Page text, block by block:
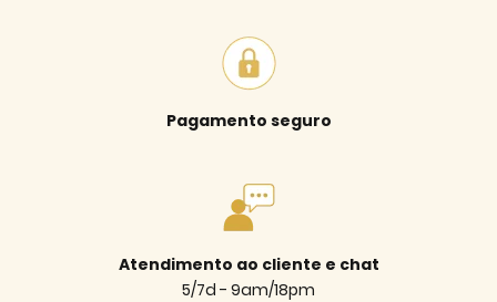
Pagamento seguro
Atendimento ao cliente e chat
5/7d - 9am/18pm